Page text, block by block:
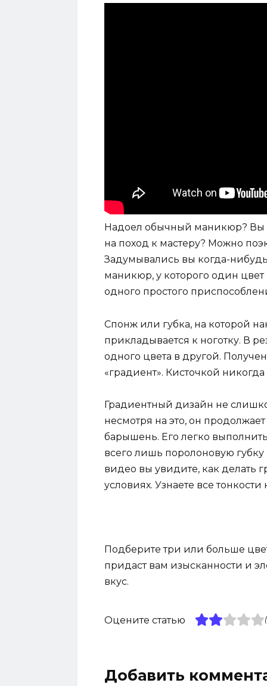
Надоел обычный маникюр? Вы
на поход к мастеру? Можно
Задумывались вы когда-
маникюр, у которого один
одного простого
Спонж или губка, на которой
прикладывается к ноготку. В
одного цвета в другой.
«градиент». Кисточкой
Градиентный дизайн не
несмотря на это, он
барышень. Его легко
всего лишь поролоновую
видео вы увидите, как
условиях. Узнаете все
Подберите три или больше
придаст вам изысканности и
вкус.
Оцените статью
Добавить